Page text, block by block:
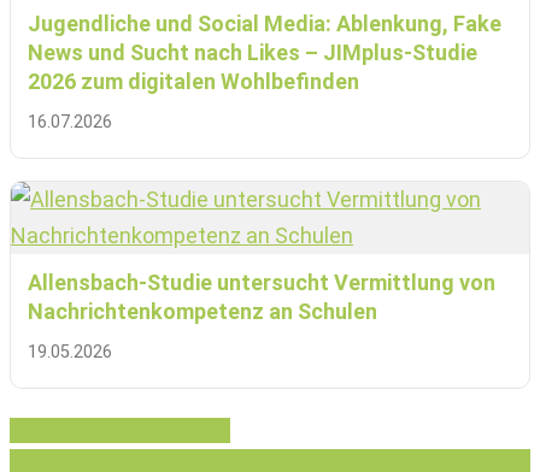
Jugendliche und Social Media: Ablenkung, Fake
News und Sucht nach Likes – JIMplus-Studie
2026 zum digitalen Wohlbefinden
16.07.2026
Allensbach-Studie untersucht Vermittlung von
Nachrichtenkompetenz an Schulen
19.05.2026